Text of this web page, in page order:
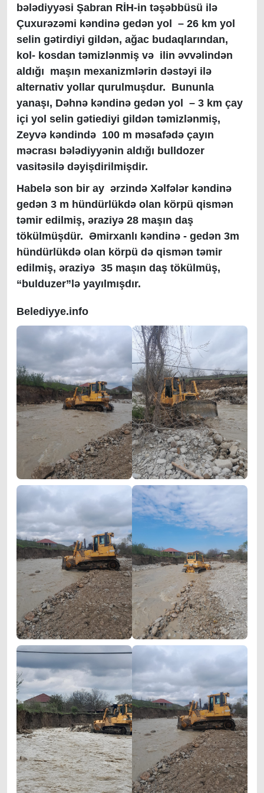
bələdiyyəsi Şabran RİH-in təşəbbüsü ilə
Çuxurəzəmi kəndinə gedən yol – 26 km yol
selin gətirdiyi gildən, ağac budaqlarından,
kol- kosdan təmizlənmiş və ilin əvvəlindən
aldığı maşın mexanizmlərin dəstəyi ilə
alternativ yollar qurulmuşdur. Bununla
yanaşı, Dəhnə kəndinə gedən yol – 3 km çay
içi yol selin gətiediyi gildən təmizlənmiş,
Zeyvə kəndində 100 m məsafədə çayın
məcrası bələdiyyənin aldığı bulldozer
vasitəsilə dəyişdirilmişdir.
Habelə son bir ay ərzində Xəlfələr kəndinə
gedən 3 m hündürlükdə olan körpü qismən
təmir edilmiş, əraziyə 28 maşın daş
tökülmüşdür. Əmirxanlı kəndinə - gedən 3m
hündürlükdə olan körpü də qismən təmir
edilmiş, əraziyə 35 maşın daş tökülmüş,
“bulduzer”lə yayılmışdır.
Belediyye.info